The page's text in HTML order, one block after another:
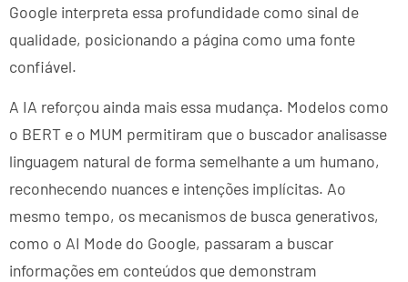
Google interpreta essa profundidade como sinal de
qualidade, posicionando a página como uma fonte
confiável.
A IA reforçou ainda mais essa mudança. Modelos como
o BERT e o MUM permitiram que o buscador analisasse
linguagem natural de forma semelhante a um humano,
reconhecendo nuances e intenções implícitas. Ao
mesmo tempo, os mecanismos de busca generativos,
como o AI Mode do Google, passaram a buscar
informações em conteúdos que demonstram